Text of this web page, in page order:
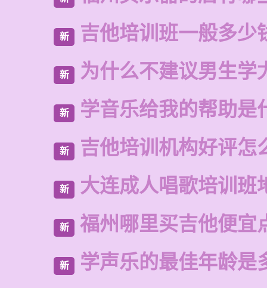
新 吉他培训班一般多少
新 为什么不建议男生学
新 学音乐给我的帮助是
新 吉他培训机构好评怎
新 大连成人唱歌培训班
新 福州哪里买吉他便宜
新 学声乐的最佳年龄是